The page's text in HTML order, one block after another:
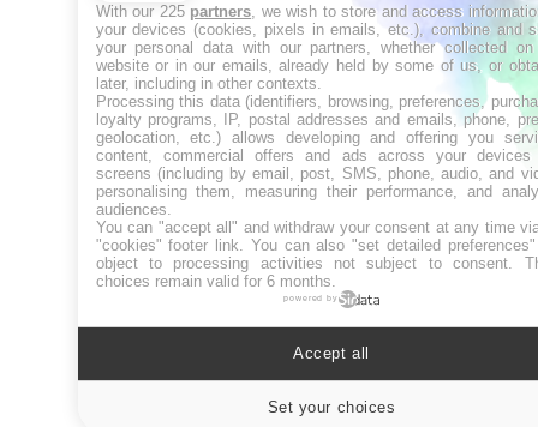
With our 225 partners , we wish to store and access
your devices (cookies, pixels in emails, etc.), combine and
your personal data with our partners, whether collected
website or in our emails, already held by some of us, or
later, including in other contexts.
Processing this data (identifiers, browsing, preferences,
loyalty programs, IP, postal addresses and emails, phone,
geolocation, etc.) allows developing and offering you
content, commercial offers and ads across your devices
screens (including by email, post, SMS, phone, audio, and
personalising them, measuring their performance, and
audiences.
You can "accept all" and withdraw your consent at any time
"cookies" footer link . You can also "set detailed
object to processing activities not subject to consent.
choices remain valid for 6 months.
powered by
Set your choices
Accept all